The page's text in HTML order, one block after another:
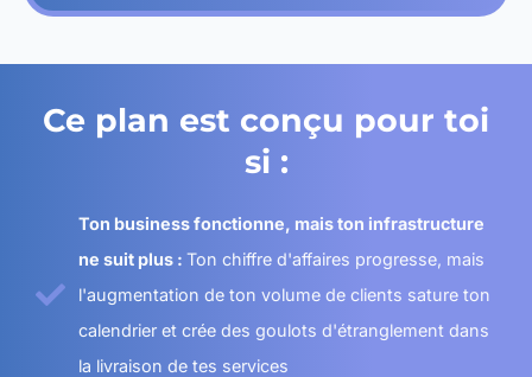
Ce plan est conçu pour toi
si :
Ton business fonctionne, mais ton infrastructure
ne suit plus :Ton chiffre d'affaires progresse, mais
l'augmentation de ton volume de clients sature ton
calendrier et crée des goulots d'étranglement dans
la livraison de tes services